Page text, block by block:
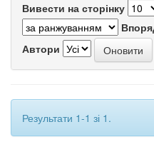
Вивести на сторінку
Автори
Результати 1-1 зі 1.